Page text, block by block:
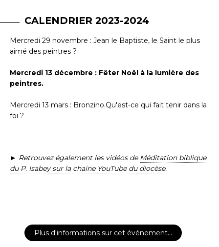
CALENDRIER 2023-2024
Mercredi 29 novembre : Jean le Baptiste, le Saint le plus
aimé des peintres ?
Mercredi 13 décembre : Fêter Noël à la lumière des
peintres.
Mercredi 13 mars : Bronzino.Qu'est-ce qui fait tenir dans la
foi ?
► Retrouvez également les vidéos de Méditation biblique
du P. Isabey sur la chaine YouTube du diocèse.
Plus d'informations sur cet événement…